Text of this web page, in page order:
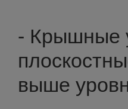
- Крышные
выше